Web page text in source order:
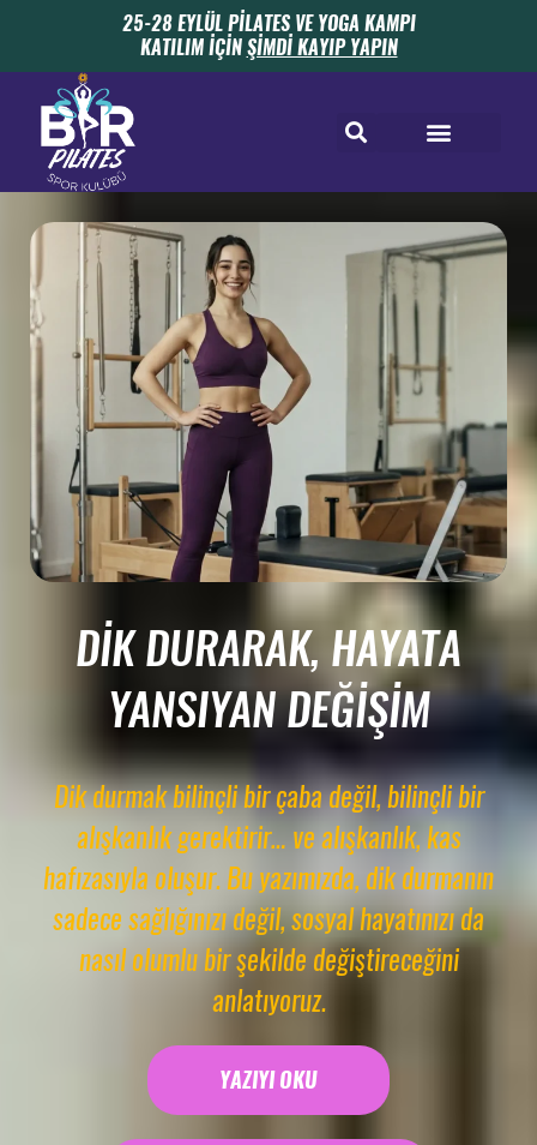
25-28 EYLÜL PİLATES VE YOGA KAMPI
KATILIM İÇİNŞİMDİ KAYIP YAPIN
DIK DURARAK, HAYATA
YANSIYAN DEĞIŞIM
Dik durmak bilinçli bir çaba değil, bilinçli bir
alışkanlık gerektirir… ve alışkanlık, kas
hafızasıyla oluşur. Bu yazımızda, dik durmanın
sadece sağlığınızı değil, sosyal hayatınızı da
nasıl olumlu bir şekilde değiştireceğini
anlatıyoruz.
YAZIYI OKU